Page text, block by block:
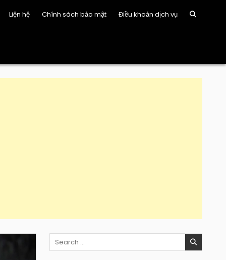
Liện hệ Chính sách bảo mật Điều khoản dịch vụ
Search
for: